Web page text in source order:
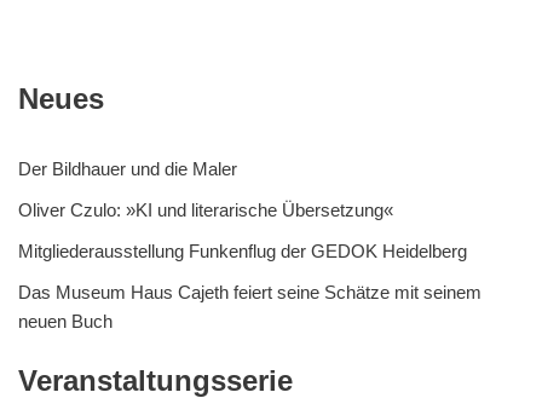
Neues
Der Bildhauer und die Maler
Oliver Czulo: »KI und literarische Übersetzung«
Mitgliederausstellung Funkenflug der GEDOK Heidelberg
Das Museum Haus Cajeth feiert seine Schätze mit seinem
neuen Buch
Veranstaltungsserie